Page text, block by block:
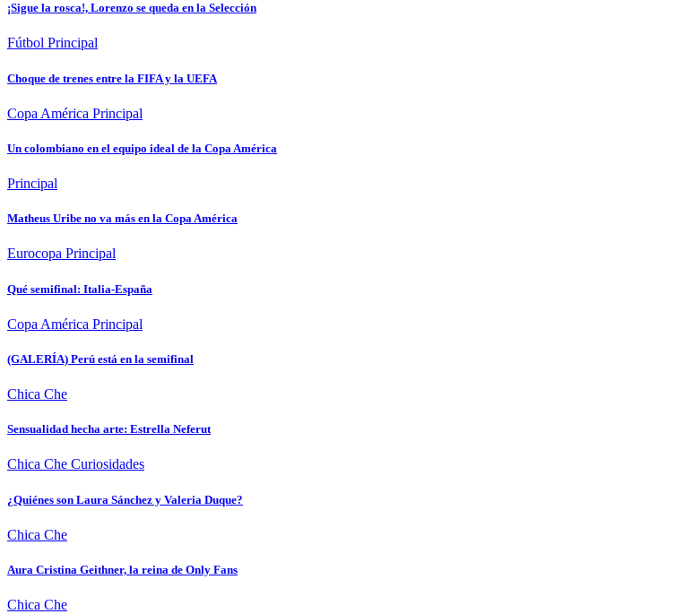
¡Sigue la rosca!, Lorenzo se queda en la Selección
Fútbol Principal
Choque de trenes entre la FIFA y la UEFA
Copa América Principal
Un colombiano en el equipo ideal de la Copa América
Principal
Matheus Uribe no va más en la Copa América
Eurocopa Principal
Qué semifinal: Italia-España
Copa América Principal
(GALERÍA) Perú está en la semifinal
Chica Che
Sensualidad hecha arte: Estrella Neferut
Chica Che Curiosidades
¿Quiénes son Laura Sánchez y Valeria Duque?
Chica Che
Aura Cristina Geithner, la reina de Only Fans
Chica Che